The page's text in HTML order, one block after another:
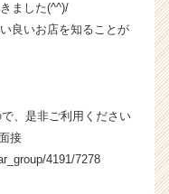
ました(^^)/
良いお店を知ることが
、是非ご利用ください
接
4191/7278